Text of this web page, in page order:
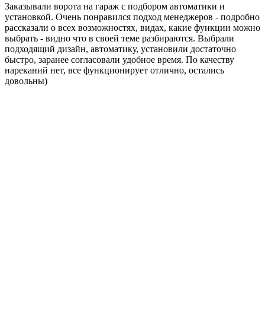
Заказывали ворота на гараж с подбором автоматики и
установкой. Очень понравился подход менеджеров - подробно
рассказали о всех возможностях, видах, какие функции можно
выбрать - видно что в своей теме разбираются. Выбрали
подходящий дизайн, автоматику, установили достаточно
быстро, заранее согласовали удобное время. По качеству
нареканий нет, все функционирует отлично, остались
довольны)